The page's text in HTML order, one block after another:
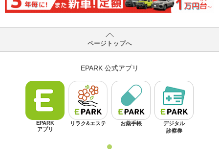
ページトップへ